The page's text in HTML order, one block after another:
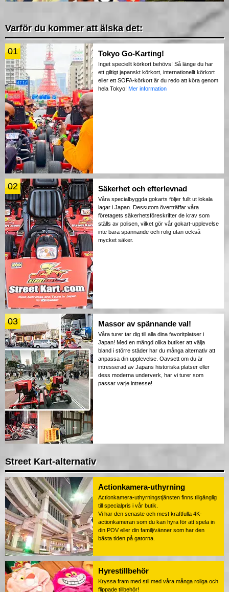
Varför du kommer att älska det:
01 Tokyo Go-Karting!
Inget speciellt körkort behövs! Så länge du har
ett giltigt japanskt körkort, internationellt körkort
eller ett SOFA-körkort är du redo att köra genom
hela Tokyo! Mer information
02 Säkerhet och efterlevnad
Våra specialbyggda gokarts följer fullt ut lokala
lagar i Japan. Dessutom överträffar våra
företagets säkerhetsföreskrifter de krav som
ställs av polisen, vilket gör vår gokart-upplevelse
inte bara spännande och rolig utan också
mycket säker.
03 Massor av spännande val!
Våra turer tar dig till alla dina favoritplatser i
Japan! Med en mängd olika butiker att välja
bland i större städer har du många alternativ att
anpassa din upplevelse. Oavsett om du är
intresserad av Japans historiska platser eller
dess moderna underverk, har vi turer som
passar varje intresse!
Street Kart-alternativ
Actionkamera-uthyrning
Actionkamera-uthyrningstjänsten finns tillgänglig
till specialpris i vår butik.
Vi har den senaste och mest kraftfulla 4K-
actionkameran som du kan hyra för att spela in
din POV eller din familj/vänner som har den
bästa tiden på gatorna.
Hyrestillbehör
Kryssa fram med stil med våra många roliga och
flippade tillbehör!